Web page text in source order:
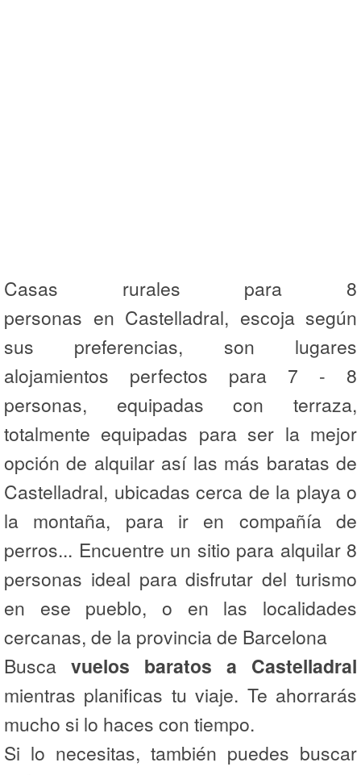
Casas rurales para 8
personas en Castelladral, escoja según
sus preferencias, son lugares
alojamientos perfectos para 7 - 8
personas, equipadas con terraza,
totalmente equipadas para ser la mejor
opción de alquilar así las más baratas de
Castelladral, ubicadas cerca de la playa o
la montaña, para ir en compañía de
perros... Encuentre un sitio para alquilar 8
personas ideal para disfrutar del turismo
en ese pueblo, o en las localidades
cercanas, de la provincia de Barcelona
Busca vuelos baratos a Castelladral
mientras planificas tu viaje. Te ahorrarás
mucho si lo haces con tiempo.
Si lo necesitas, también puedes buscar